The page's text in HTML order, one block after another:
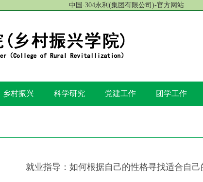
中国·304永利(集团有限公司)-官方网站
乡村振兴 科学研究 党建工作 团学工作
就业指导：如何根据自己的性格寻找适合自己